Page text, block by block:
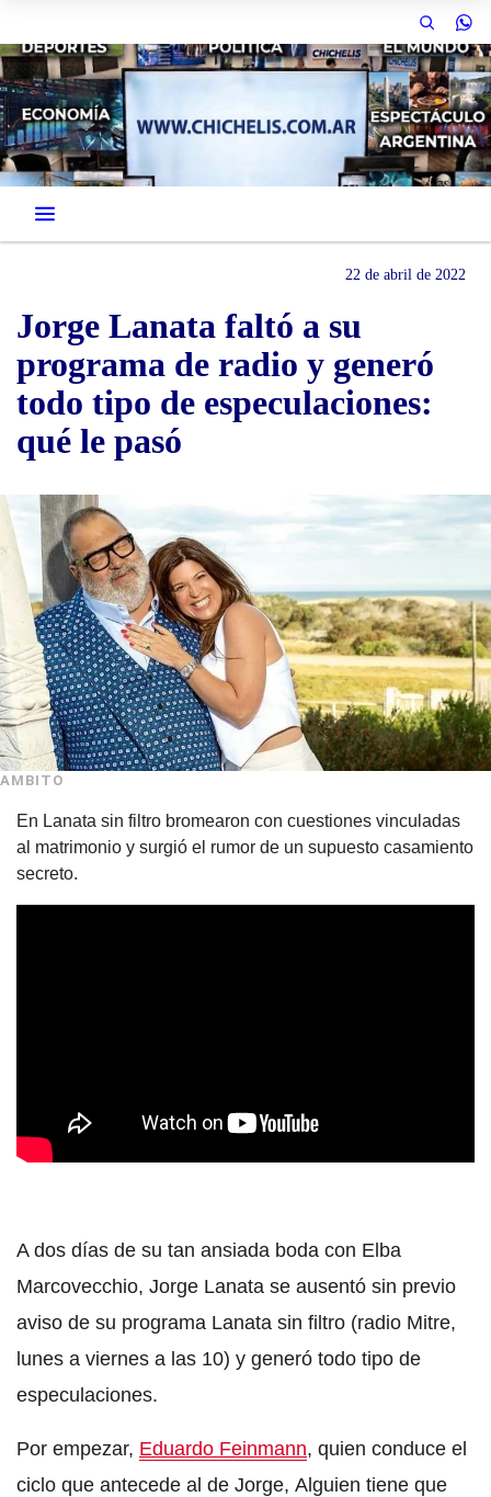
22 de abril de 2022
Jorge Lanata faltó a su
programa de radio y generó
todo tipo de especulaciones:
qué le pasó
AMBITO
En Lanata sin filtro bromearon con cuestiones vinculadas
al matrimonio y surgió el rumor de un supuesto casamiento
secreto.
A dos días de su tan ansiada boda con Elba
Marcovecchio, Jorge Lanata se ausentó sin previo
aviso de su programa Lanata sin filtro (radio Mitre,
lunes a viernes a las 10) y generó todo tipo de
especulaciones.
Por empezar, Eduardo Feinmann, quien conduce el
ciclo que antecede al de Jorge, Alguien tiene que